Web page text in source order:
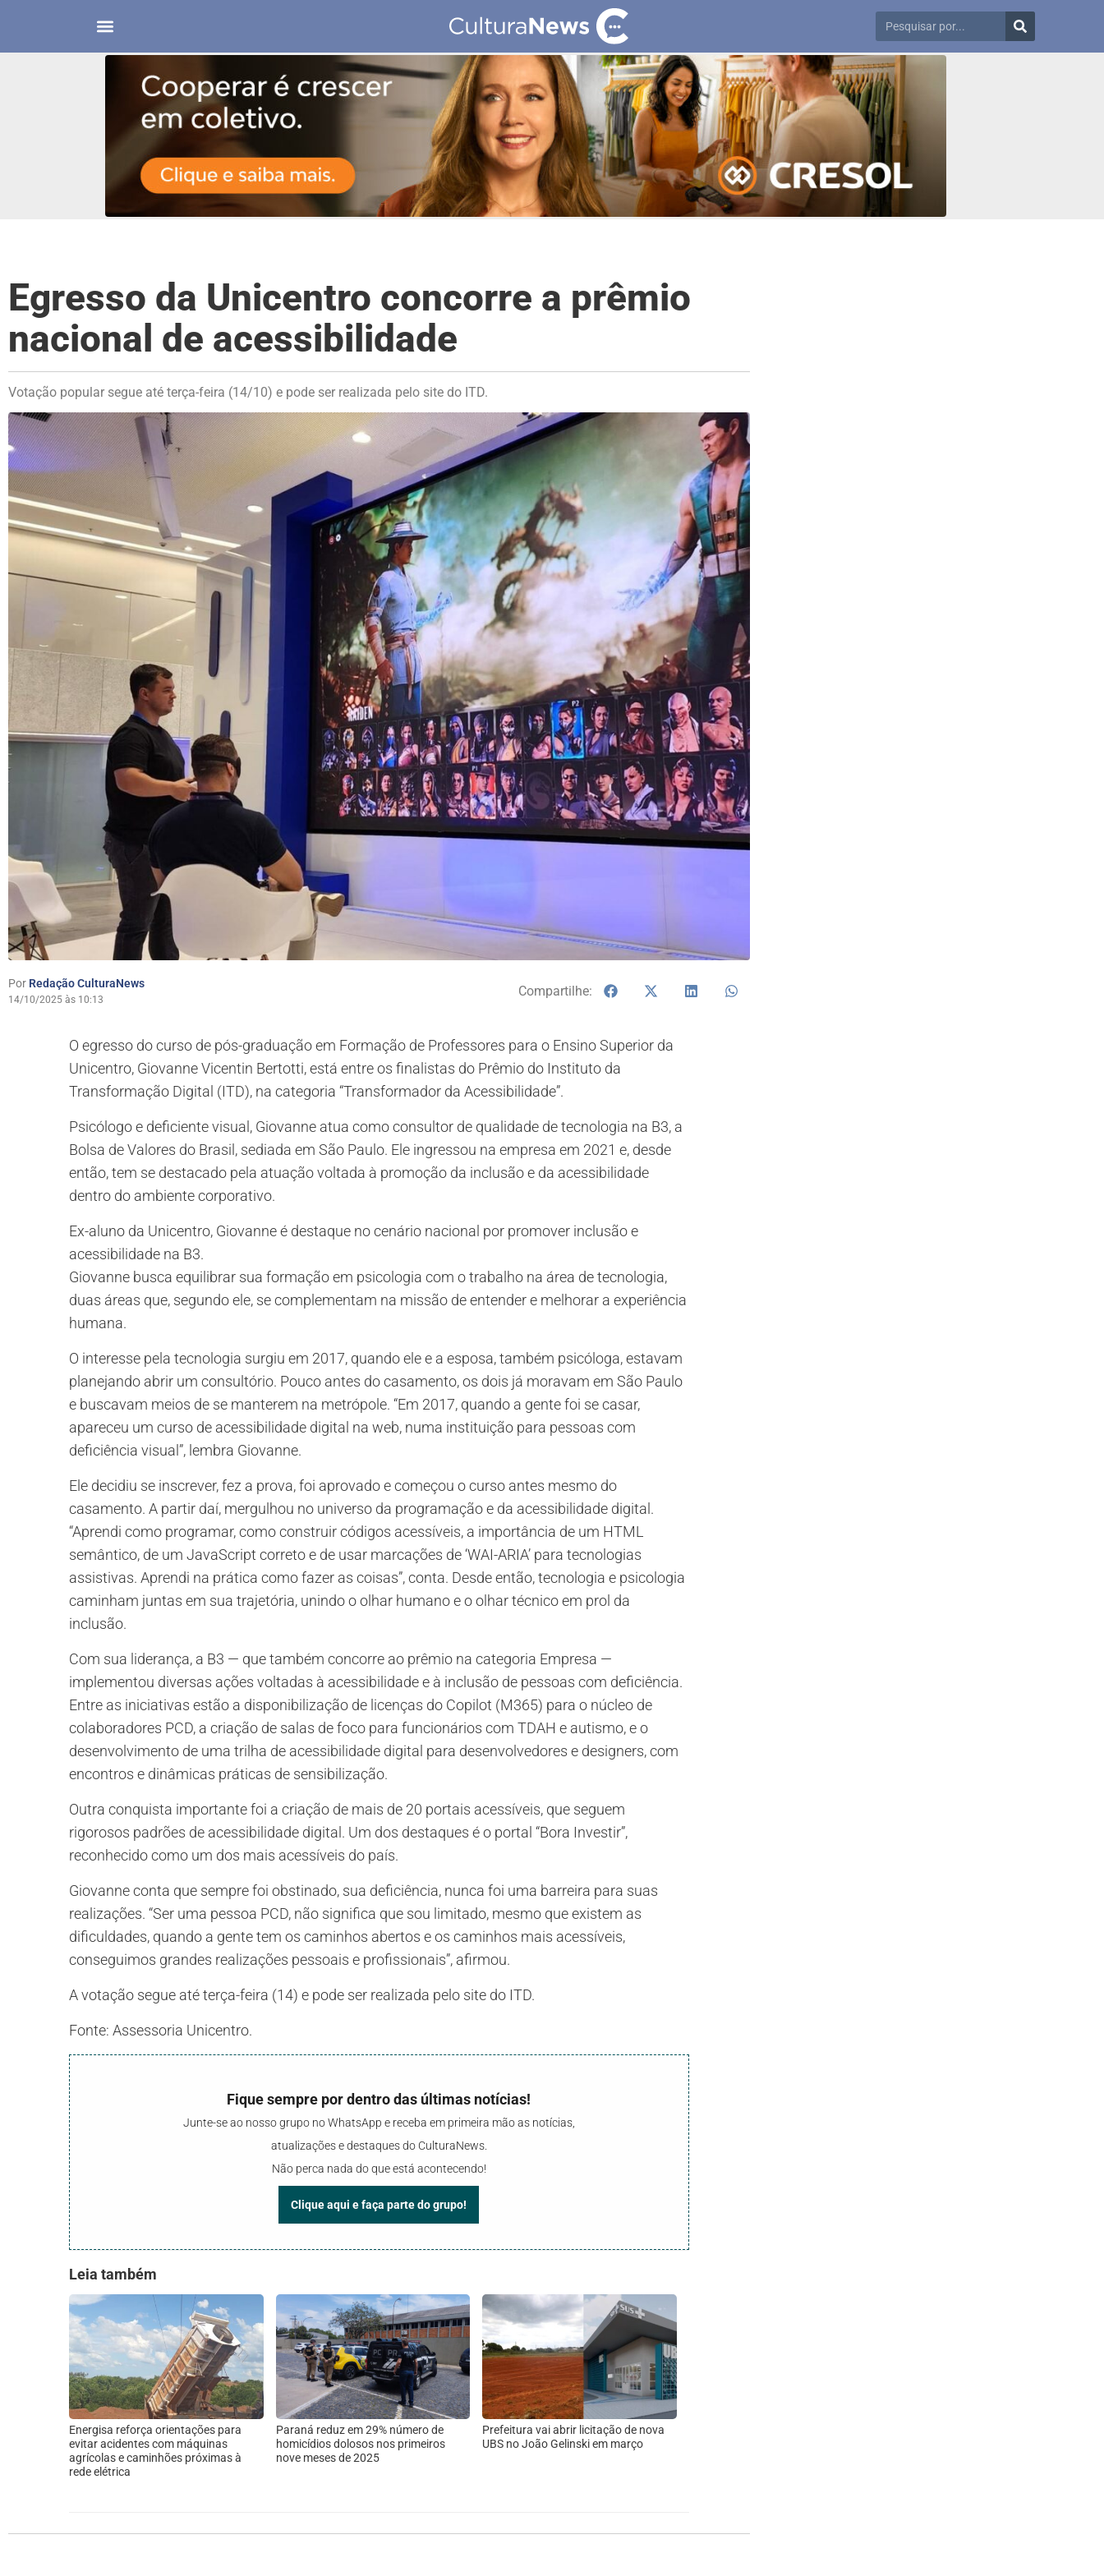
Egresso da Unicentro concorre a prêmio
nacional de acessibilidade
Votação popular segue até terça-feira (14/10) e pode ser realizada pelo site do ITD.
Por Redação CulturaNews
14/10/2025 às 10:13
Compartilhe:
O egresso do curso de pós-graduação em Formação de Professores para o Ensino Superior da
Unicentro, Giovanne Vicentin Bertotti, está entre os finalistas do Prêmio do Instituto da
Transformação Digital (ITD), na categoria “Transformador da Acessibilidade”.
Psicólogo e deficiente visual, Giovanne atua como consultor de qualidade de tecnologia na B3, a
Bolsa de Valores do Brasil, sediada em São Paulo. Ele ingressou na empresa em 2021 e, desde
então, tem se destacado pela atuação voltada à promoção da inclusão e da acessibilidade
dentro do ambiente corporativo.
Ex-aluno da Unicentro, Giovanne é destaque no cenário nacional por promover inclusão e
acessibilidade na B3.
Giovanne busca equilibrar sua formação em psicologia com o trabalho na área de tecnologia,
duas áreas que, segundo ele, se complementam na missão de entender e melhorar a experiência
humana.
O interesse pela tecnologia surgiu em 2017, quando ele e a esposa, também psicóloga, estavam
planejando abrir um consultório. Pouco antes do casamento, os dois já moravam em São Paulo
e buscavam meios de se manterem na metrópole. “Em 2017, quando a gente foi se casar,
apareceu um curso de acessibilidade digital na web, numa instituição para pessoas com
deficiência visual”, lembra Giovanne.
Ele decidiu se inscrever, fez a prova, foi aprovado e começou o curso antes mesmo do
casamento. A partir daí, mergulhou no universo da programação e da acessibilidade digital.
“Aprendi como programar, como construir códigos acessíveis, a importância de um HTML
semântico, de um JavaScript correto e de usar marcações de ‘WAI-ARIA’ para tecnologias
assistivas. Aprendi na prática como fazer as coisas”, conta. Desde então, tecnologia e psicologia
caminham juntas em sua trajetória, unindo o olhar humano e o olhar técnico em prol da
inclusão.
Com sua liderança, a B3 — que também concorre ao prêmio na categoria Empresa —
implementou diversas ações voltadas à acessibilidade e à inclusão de pessoas com deficiência.
Entre as iniciativas estão a disponibilização de licenças do Copilot (M365) para o núcleo de
colaboradores PCD, a criação de salas de foco para funcionários com TDAH e autismo, e o
desenvolvimento de uma trilha de acessibilidade digital para desenvolvedores e designers, com
encontros e dinâmicas práticas de sensibilização.
Outra conquista importante foi a criação de mais de 20 portais acessíveis, que seguem
rigorosos padrões de acessibilidade digital. Um dos destaques é o portal “Bora Investir”,
reconhecido como um dos mais acessíveis do país.
Giovanne conta que sempre foi obstinado, sua deficiência, nunca foi uma barreira para suas
realizações. “Ser uma pessoa PCD, não significa que sou limitado, mesmo que existem as
dificuldades, quando a gente tem os caminhos abertos e os caminhos mais acessíveis,
conseguimos grandes realizações pessoais e profissionais”, afirmou.
A votação segue até terça-feira (14) e pode ser realizada pelo site do ITD.
Fonte: Assessoria Unicentro.
Fique sempre por dentro das últimas notícias!
Junte-se ao nosso grupo no WhatsApp e receba em primeira mão as notícias,
atualizações e destaques do CulturaNews.
Não perca nada do que está acontecendo!
Clique aqui e faça parte do grupo!
Leia também
Energisa reforça orientações para
evitar acidentes com máquinas
agrícolas e caminhões próximas à
rede elétrica
Paraná reduz em 29% número de
homicídios dolosos nos primeiros
nove meses de 2025
Prefeitura vai abrir licitação de nova
UBS no João Gelinski em março